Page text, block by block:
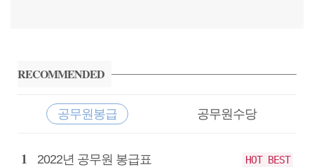
RECOMMENDED
공무원봉급 공무원수당
공
2022년 공무원 봉급표 HOT BEST